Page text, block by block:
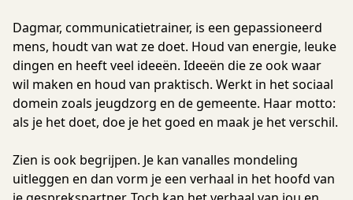
Dagmar, communicatietrainer, is een gepassioneerd
mens, houdt van wat ze doet. Houd van energie, leuke
dingen en heeft veel ideeën. Ideeën die ze ook waar
wil maken en houd van praktisch. Werkt in het sociaal
domein zoals jeugdzorg en de gemeente. Haar motto:
als je het doet, doe je het goed en maak je het verschil.
Zien is ook begrijpen. Je kan vanalles mondeling
uitleggen en dan vorm je een verhaal in het hoofd van